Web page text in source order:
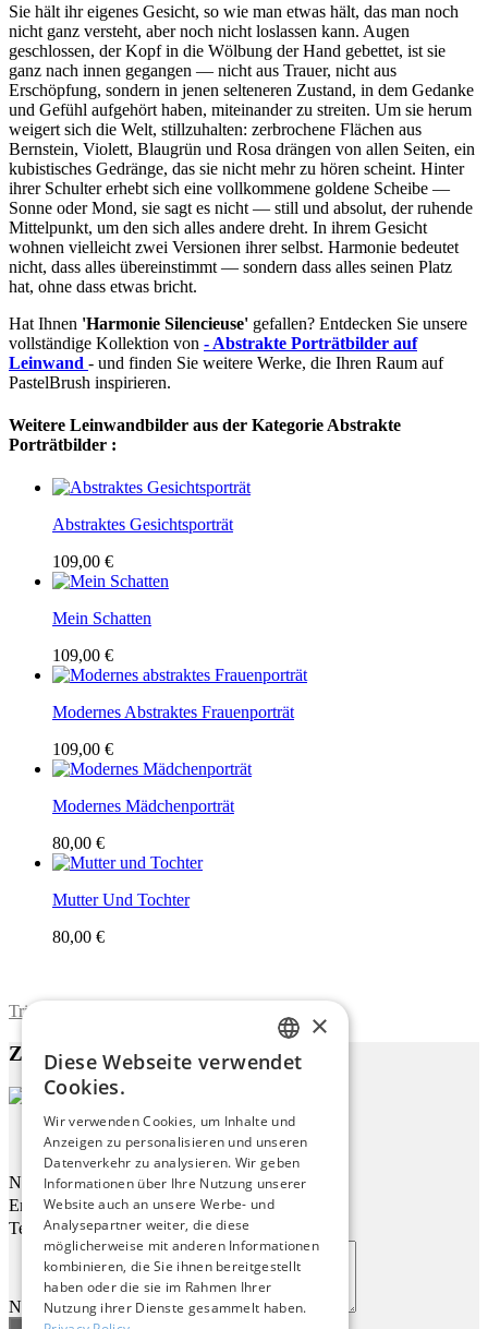
Sie hält ihr eigenes Gesicht, so wie man etwas hält, das man noch
nicht ganz versteht, aber noch nicht loslassen kann. Augen
geschlossen, der Kopf in die Wölbung der Hand gebettet, ist sie
ganz nach innen gegangen — nicht aus Trauer, nicht aus
Erschöpfung, sondern in jenen selteneren Zustand, in dem Gedanke
und Gefühl aufgehört haben, miteinander zu streiten. Um sie herum
weigert sich die Welt, stillzuhalten: zerbrochene Flächen aus
Bernstein, Violett, Blaugrün und Rosa drängen von allen Seiten, ein
kubistisches Gedränge, das sie nicht mehr zu hören scheint. Hinter
ihrer Schulter erhebt sich eine vollkommene goldene Scheibe —
Sonne oder Mond, sie sagt es nicht — still und absolut, der ruhende
Mittelpunkt, um den sich alles andere dreht. In ihrem Gesicht
wohnen vielleicht zwei Versionen ihrer selbst. Harmonie bedeutet
nicht, dass alles übereinstimmt — sondern dass alles seinen Platz
hat, ohne dass etwas bricht.
Hat Ihnen 'Harmonie Silencieuse' gefallen? Entdecken Sie unsere
vollständige Kollektion von - Abstrakte Porträtbilder auf
Leinwand - und finden Sie weitere Werke, die Ihren Raum auf
PastelBrush inspirieren.
Weitere Leinwandbilder aus der Kategorie Abstrakte
Porträtbilder :
Abstraktes Gesichtsporträt
109,00 €
Mein Schatten
109,00 €
Modernes Abstraktes Frauenporträt
109,00 €
Modernes Mädchenporträt
80,00 €
Mutter Und Tochter
80,00 €
Trimite formularul
Zu diesem Werk
Harmonie Silencieuse
Name
Email
Telefon
Nachricht
ENGLISH
GERMAN
FRENCH
×
Diese Webseite verwendet
Cookies.
Wir verwenden Cookies, um Inhalte und
Anzeigen zu personalisieren und unseren
Datenverkehr zu analysieren. Wir geben
Informationen über Ihre Nutzung unserer
Website auch an unsere Werbe- und
Analysepartner weiter, die diese
möglicherweise mit anderen Informationen
kombinieren, die Sie ihnen bereitgestellt
haben oder die sie im Rahmen Ihrer
Nutzung ihrer Dienste gesammelt haben.